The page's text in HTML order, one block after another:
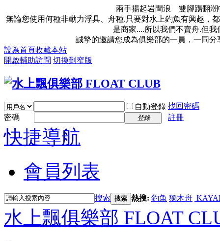
兩手揚起岩間浪 雙腳踢翻
無論您使用何種非動力浮具、舟種.只要對水上釣魚有興趣，
是商家....所以我們不賣舟.但
誠摯的邀請您成為俱樂部的一員，一同
設為首頁收藏本站
開啟輔助訪問 切換到窄版
自動登錄 找回密碼
密碼
登錄 註冊
快捷導航
會員列表
搜索 搜索 熱搜: 釣魚 獨木舟
水上飄俱樂部 FLOAT